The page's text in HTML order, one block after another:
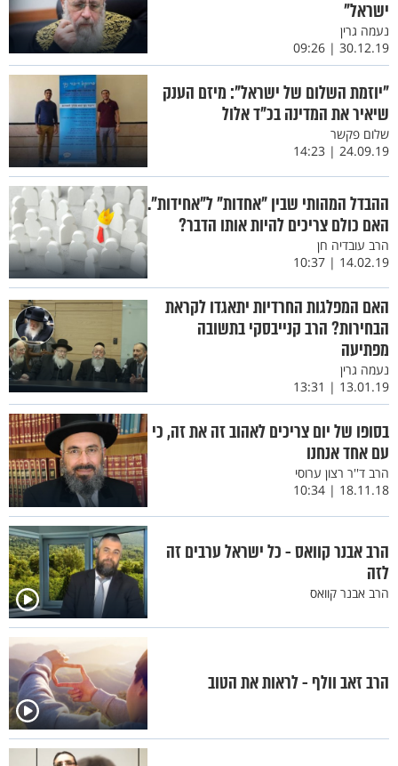
ישראל"
נעמה גרין
30.12.19 | 09:26
"יוזמת השלום של ישראל": מיזם הענק
שיאיר את המדינה בכ"ד אלול
שלום פקשר
24.09.19 | 14:23
ההבדל המהותי שבין "אחדות" ל"אחידות".
האם כולם צריכים להיות אותו הדבר?
הרב עובדיה חן
14.02.19 | 10:37
האם המפלגות החרדיות יתאגדו לקראת
הבחירות? הרב קנייבסקי בתשובה
מפתיעה
נעמה גרין
13.01.19 | 13:31
בסופו של יום צריכים לאהוב זה את זה, כי
עם אחד אנחנו
הרב ד''ר רצון ערוסי
18.11.18 | 10:34
הרב אבנר קוואס - כל ישראל ערבים זה
לזה
הרב אבנר קוואס
הרב זאב וולף - לראות את הטוב